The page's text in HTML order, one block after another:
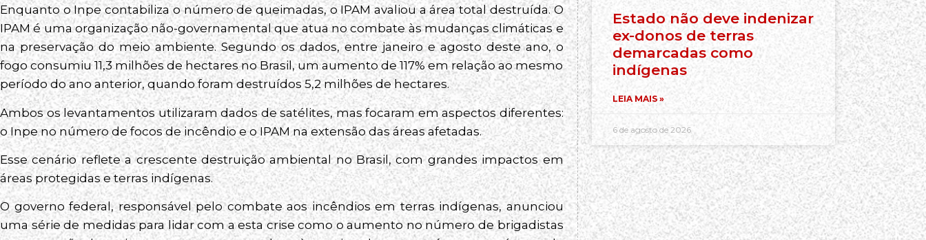
Enquanto o Inpe contabiliza o número de queimadas, o IPAM avaliou a área total destruída. O
IPAM é uma organização não-governamental que atua no combate às mudanças climáticas e
na preservação do meio ambiente. Segundo os dados, entre janeiro e agosto deste ano, o
fogo consumiu 11,3 milhões de hectares no Brasil, um aumento de 117% em relação ao mesmo
período do ano anterior, quando foram destruídos 5,2 milhões de hectares.
Ambos os levantamentos utilizaram dados de satélites, mas focaram em aspectos diferentes:
o Inpe no número de focos de incêndio e o IPAM na extensão das áreas afetadas.
Esse cenário reflete a crescente destruição ambiental no Brasil, com grandes impactos em
áreas protegidas e terras indígenas.
O governo federal, responsável pelo combate aos incêndios em terras indígenas, anunciou
uma série de medidas para lidar com a esta crise como o aumento no número de brigadistas
Estado não deve indenizar
ex-donos de terras
demarcadas como
indígenas
LEIA MAIS »
6 de agosto de 2026